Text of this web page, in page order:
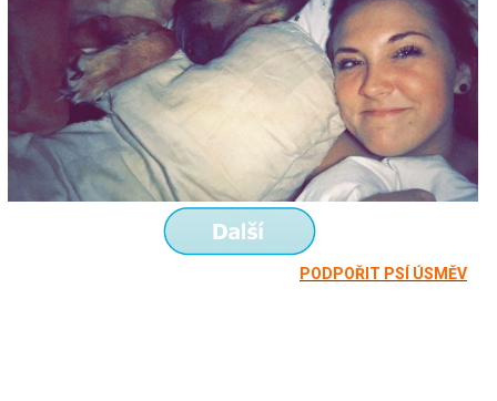
PODPOŘIT PSÍ ÚSMĚV